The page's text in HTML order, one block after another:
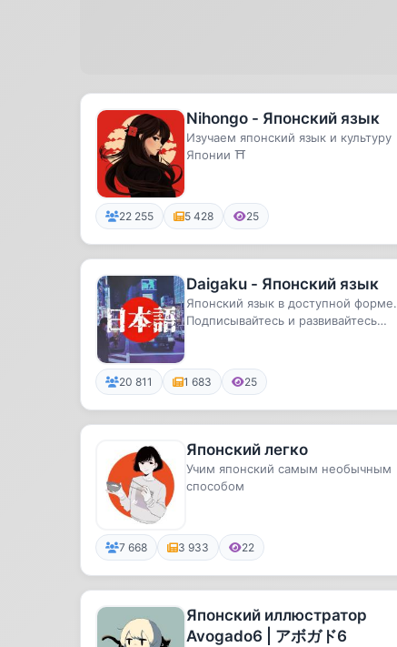
Nihongo - Японский язык
Изучаем японский язык и культуру
Японии ⛩
22 255 5 428 25
Daigaku - Японский язык
Японский язык в доступной форме.
Подписывайтесь и развивайтесь
20 811 1 683 25
Японский легко
Учим японский самым необычным
способом
7 668 3 933 22
Японский иллюстратор
Avogado6 | アボガド6